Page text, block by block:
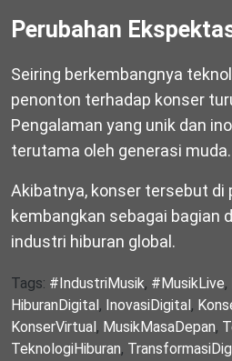
Perubahan
Seiring berkembangnya
penonton terhadap konser
Pengalaman yang unik dan
terutama oleh generasi muda.
Akibatnya, konser tersebut di
kembangkan sebagai bagian
industri hiburan global.
Tags: #IndustriMusik, #MusikLive,
HiburanDigital , InovasiDigital ,
KonserVirtual , MusikMasaDepan,
TeknologiHiburan,